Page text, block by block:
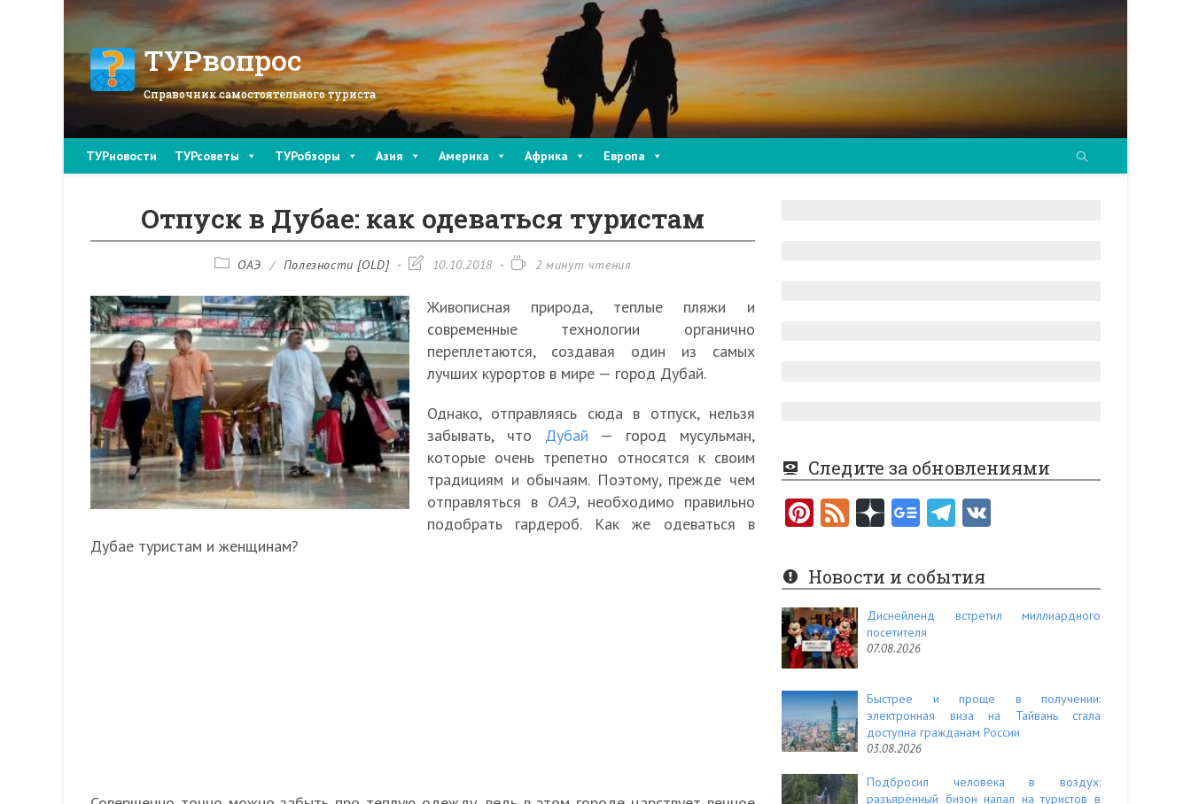
ТУРвопрос
Справочник самостоятельного туриста
ТУРновости ТУРсоветы ТУРобзоры Азия Америка Африка Европа
Отпуск в Дубае: как одеваться туристам
Рубрика
ОАЭ / Полезности [OLD]
Запись10.10.2018
Время2 минут чтения
Живописная природа, теплые пляжи и
современные технологии органично
переплетаются, создавая один из самых
лучших курортов в мире — город Дубай.
Однако, отправляясь сюда в отпуск, нельзя
забывать, что Дубай — город мусульман,
которые очень трепетно относятся к своим
традициям и обычаям. Поэтому, прежде чем
отправляться в ОАЭ, необходимо правильно
подобрать гардероб. Как же одеваться в
Дубае туристам и женщинам?
Следите за обновлениями
Pi
er
es
t
F
e
d
Новости и события
Диснейленд встретил миллиардного
посетителя
07.08.2026
Быстрее и проще в получении:
электронная виза на Тайвань стала
доступна гражданам России
03.08.2026
Подбросил человека в воздух:
разъярённый бизон напал на туристов в